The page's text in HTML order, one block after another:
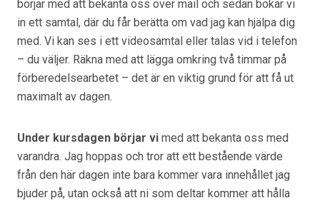
börjar med att bekanta oss över mail och sedan bokar vi
in ett samtal, där du får berätta om vad jag kan hjälpa dig
med. Vi kan ses i ett videosamtal eller talas vid i telefon
– du väljer. Räkna med att lägga omkring två timmar på
förberedelsearbetet – det är en viktig grund för att få ut
maximalt av dagen.
Under kursdagen börjar vi med att bekanta oss med
varandra. Jag hoppas och tror att ett bestående värde
från den här dagen inte bara kommer vara innehållet jag
bjuder på, utan också att ni som deltar kommer att hålla